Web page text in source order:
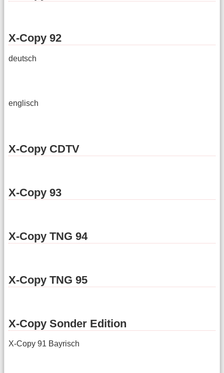
X-Copy 92
deutsch
englisch
X-Copy CDTV
X-Copy 93
X-Copy TNG 94
X-Copy TNG 95
X-Copy Sonder Edition
X-Copy 91 Bayrisch